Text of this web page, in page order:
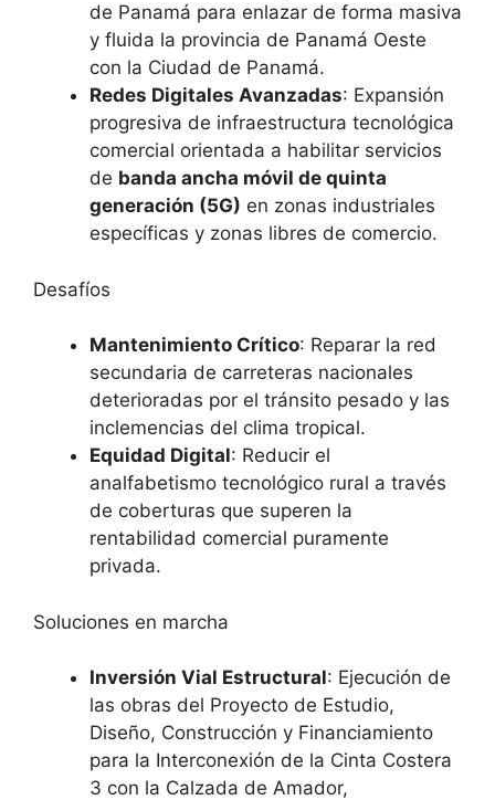
de Panamá para enlazar de forma masiva
y fluida la provincia de Panamá Oeste
con la Ciudad de Panamá.
Redes Digitales Avanzadas: Expansión
progresiva de infraestructura tecnológica
comercial orientada a habilitar servicios
de banda ancha móvil de quinta
generación (5G) en zonas industriales
específicas y zonas libres de comercio.
Desafíos
Mantenimiento Crítico: Reparar la red
secundaria de carreteras nacionales
deterioradas por el tránsito pesado y las
inclemencias del clima tropical.
Equidad Digital: Reducir el
analfabetismo tecnológico rural a través
de coberturas que superen la
rentabilidad comercial puramente
privada.
Soluciones en marcha
Inversión Vial Estructural: Ejecución de
las obras del Proyecto de Estudio,
Diseño, Construcción y Financiamiento
para la Interconexión de la Cinta Costera
3 con la Calzada de Amador,